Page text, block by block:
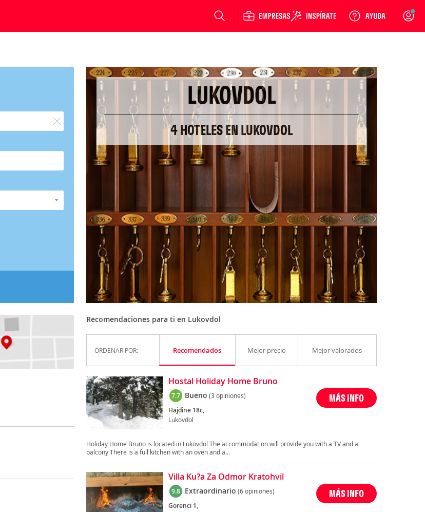
Login
LUKOVDOL
4 HOTELES EN LUKOVDOL
Recomendaciones para ti en Lukovdol
ORDENAR POR: Recomendados Mejor precio Mejor valorados
Hostal Holiday Home Bruno
7.7 Bueno (3 opiniones)
Hajdine 18c,
Lukovdol
MÁS INFO
Holiday Home Bruno is located in Lukovdol The accommodation will provide you with a TV and a
balcony There is a full kitchen with an oven and a...
Villa Ku?a Za Odmor Kratohvil
9.8 Extraordinario (6 opiniones)
Gorenci 1,
MÁS INFO